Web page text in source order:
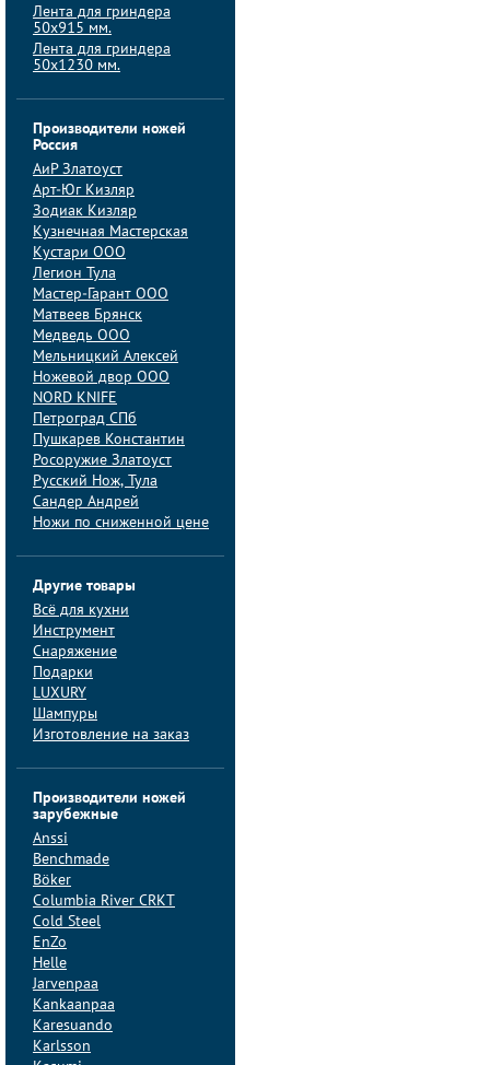
Лента для гриндера
50x915 мм.
Лента для гриндера
50x1230 мм.
Производители ножей
Россия
АиP Златоуст
Арт-Юг Кизляр
Зодиак Кизляр
Кузнечная Мастерская
Кустари ООО
Легион Тула
Мастер-Гарант ООО
Матвеев Брянск
Медведь ООО
Мельницкий Алексей
Ножевой двор ООО
NORD KNIFE
Петроград СПб
Пушкарев Константин
Росоружие Златоуст
Русский Нож, Тула
Сандер Андрей
Ножи по сниженной цене
Другие товары
Всё для кухни
Инструмент
Снаряжение
Подарки
LUXURY
Шампуры
Изготовление на заказ
Производители ножей
зарубежные
Anssi
Benchmade
Böker
Columbia River CRKT
Cold Steel
EnZo
Helle
Jarvenpaa
Kankaanpaa
Karesuando
Karlsson